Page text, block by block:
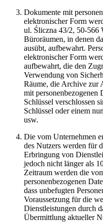
Dokumente mit
elektronischer Form
ul. Śliczna 43/2, 50-566
Büroräumen, in denen
ausübt, aufbewahrt.
elektronischer Form
aufbewahrt, die den
Verwendung von
Räume, die Archive zur
mit personenbezogenen
Schlüssel verschlossen
Schlüssel oder einem
usw.
Die vom Unternehmen
des Nutzers werden für
Erbringung von
jedoch nicht länger als
Zeitraum werden die
personenbezogenen
dass unbefugten
Voraussetzung für die
Dienstleistungen durch
Übermittlung aktueller